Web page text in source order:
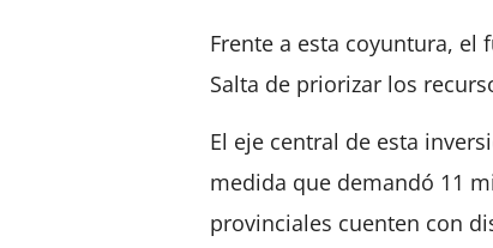
Frente a esta coyuntura,
Salta de priorizar los
El eje central de esta
medida que demandó 11
provinciales cuenten con